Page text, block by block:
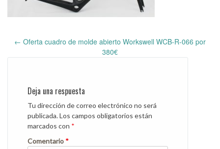
navigation
← Oferta cuadro de molde abierto Workswell WCB-R-066 por
380€
Deja una respuesta
Tu dirección de correo electrónico no será
publicada.Los campos obligatorios están
marcados con *
Comentario *